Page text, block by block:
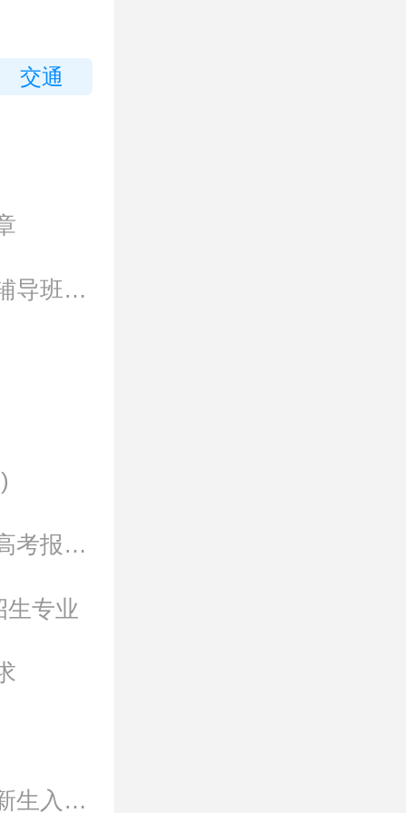
交通
2021年石家庄冀联医学中等专业学校秋季一年制辅导班招生
2022年石家庄冀联医学中等专业学校河北省单招高考报名具体证件要求
生专业
2019年石家庄医学高等专科学校冀联校区中专部新生入学须知